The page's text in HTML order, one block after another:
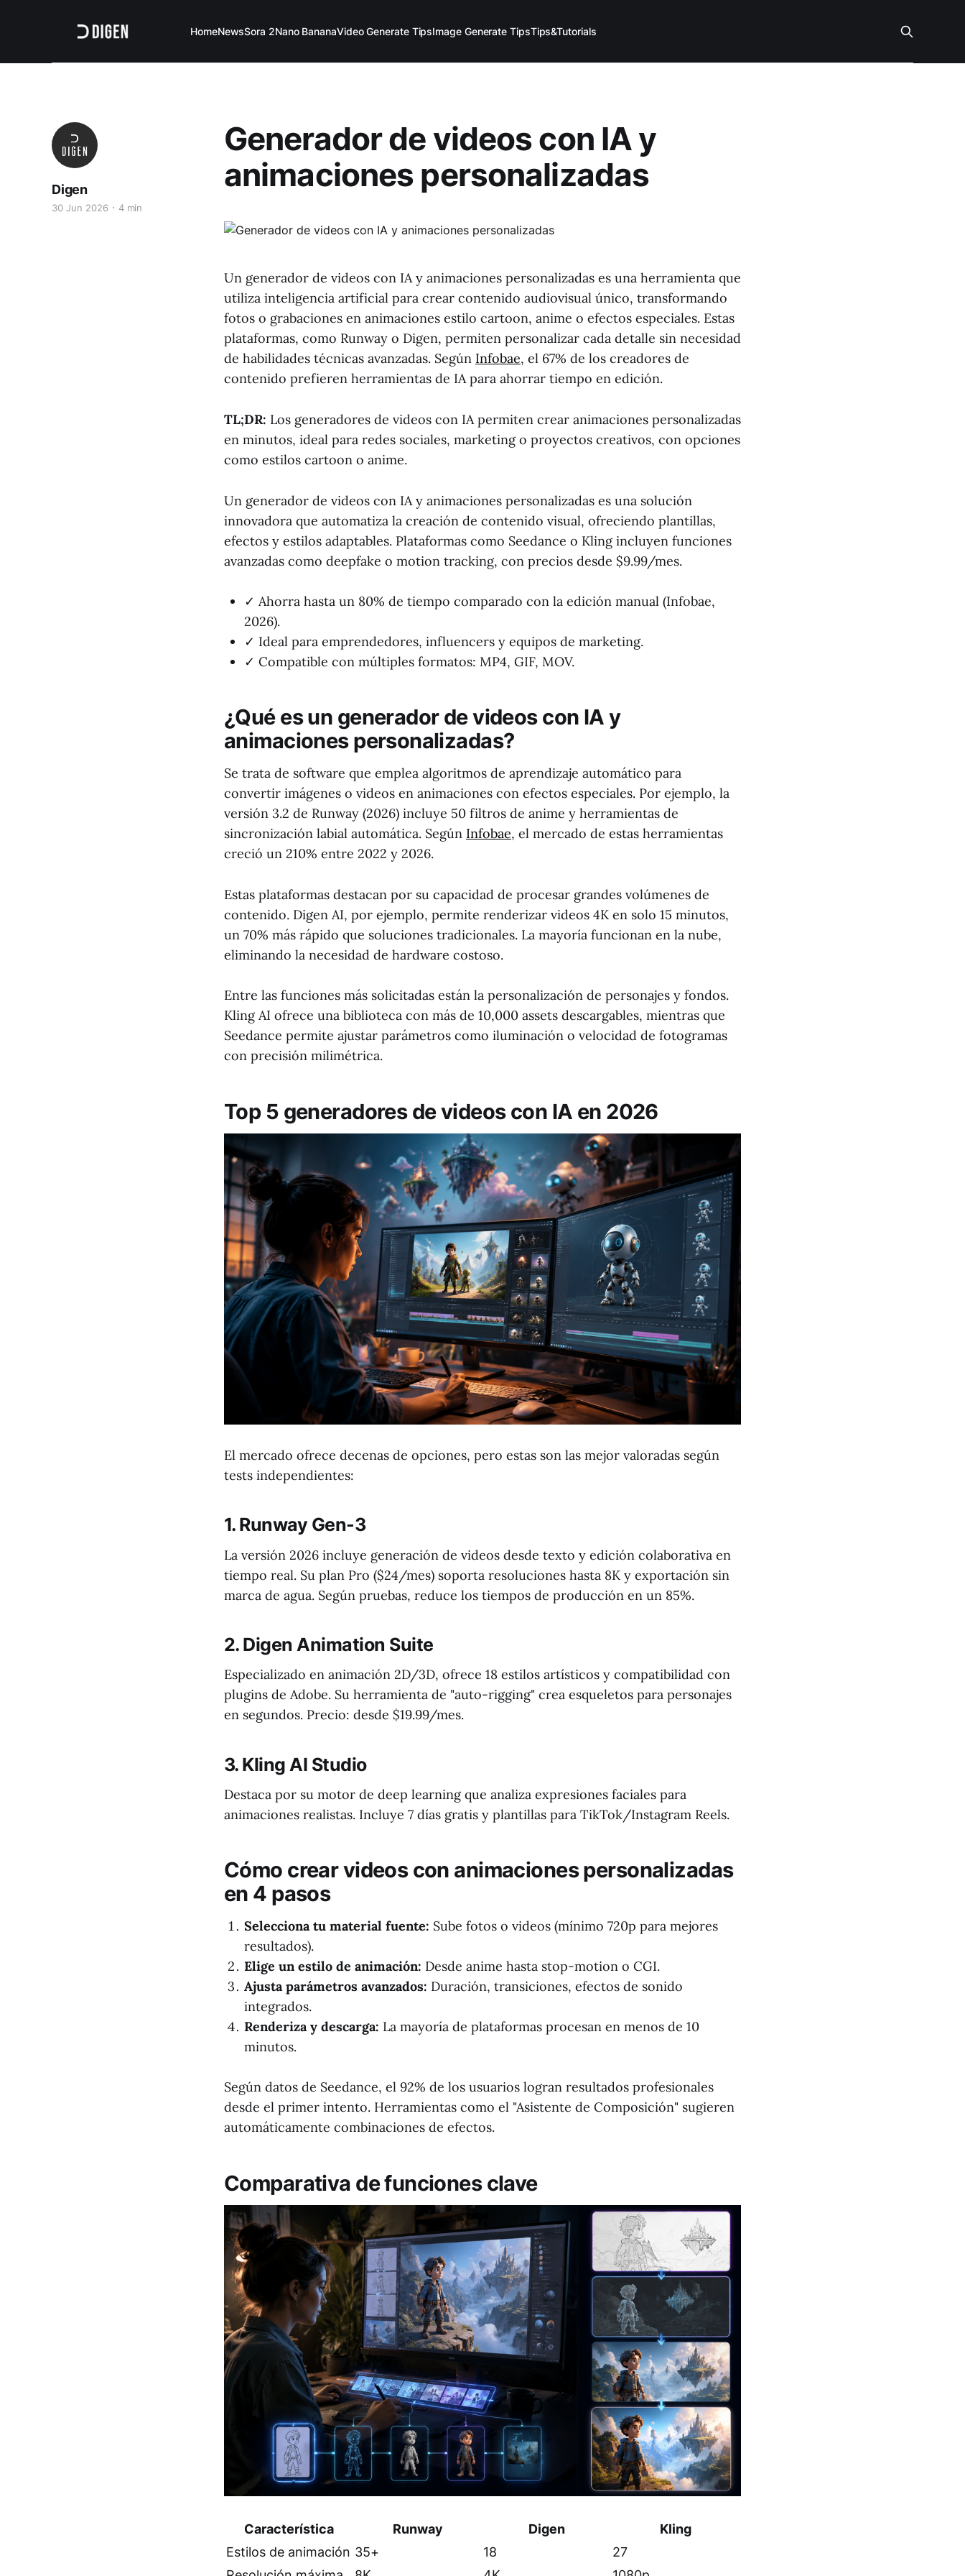
HomeNewsSora 2Nano BananaVideo Generate TipsImage Generate TipsTips&Tutorials
Generador de videos con IA y
animaciones personalizadas
Digen
30 Jun 2026 4 min
Un generador de videos con IA y animaciones personalizadas es una herramienta que
utiliza inteligencia artificial para crear contenido audiovisual único, transformando
fotos o grabaciones en animaciones estilo cartoon, anime o efectos especiales. Estas
plataformas, como Runway o Digen, permiten personalizar cada detalle sin necesidad
de habilidades técnicas avanzadas. Según Infobae, el 67% de los creadores de
contenido prefieren herramientas de IA para ahorrar tiempo en edición.
TL;DR: Los generadores de videos con IA permiten crear animaciones personalizadas
en minutos, ideal para redes sociales, marketing o proyectos creativos, con opciones
como estilos cartoon o anime.
Un generador de videos con IA y animaciones personalizadas es una solución
innovadora que automatiza la creación de contenido visual, ofreciendo plantillas,
efectos y estilos adaptables. Plataformas como Seedance o Kling incluyen funciones
avanzadas como deepfake o motion tracking, con precios desde $9.99/mes.
✓ Ahorra hasta un 80% de tiempo comparado con la edición manual (Infobae,
2026).
✓ Ideal para emprendedores, influencers y equipos de marketing.
✓ Compatible con múltiples formatos: MP4, GIF, MOV.
¿Qué es un generador de videos con IA y
animaciones personalizadas?
Se trata de software que emplea algoritmos de aprendizaje automático para
convertir imágenes o videos en animaciones con efectos especiales. Por ejemplo, la
versión 3.2 de Runway (2026) incluye 50 filtros de anime y herramientas de
sincronización labial automática. Según Infobae, el mercado de estas herramientas
creció un 210% entre 2022 y 2026.
Estas plataformas destacan por su capacidad de procesar grandes volúmenes de
contenido. Digen AI, por ejemplo, permite renderizar videos 4K en solo 15 minutos,
un 70% más rápido que soluciones tradicionales. La mayoría funcionan en la nube,
eliminando la necesidad de hardware costoso.
Entre las funciones más solicitadas están la personalización de personajes y fondos.
Kling AI ofrece una biblioteca con más de 10,000 assets descargables, mientras que
Seedance permite ajustar parámetros como iluminación o velocidad de fotogramas
con precisión milimétrica.
Top 5 generadores de videos con IA en 2026
El mercado ofrece decenas de opciones, pero estas son las mejor valoradas según
tests independientes:
1. Runway Gen-3
La versión 2026 incluye generación de videos desde texto y edición colaborativa en
tiempo real. Su plan Pro ($24/mes) soporta resoluciones hasta 8K y exportación sin
marca de agua. Según pruebas, reduce los tiempos de producción en un 85%.
2. Digen Animation Suite
Especializado en animación 2D/3D, ofrece 18 estilos artísticos y compatibilidad con
plugins de Adobe. Su herramienta de "auto-rigging" crea esqueletos para personajes
en segundos. Precio: desde $19.99/mes.
3. Kling AI Studio
Destaca por su motor de deep learning que analiza expresiones faciales para
animaciones realistas. Incluye 7 días gratis y plantillas para TikTok/Instagram Reels.
Cómo crear videos con animaciones personalizadas
en 4 pasos
Selecciona tu material fuente: Sube fotos o videos (mínimo 720p para mejores
resultados).
Elige un estilo de animación: Desde anime hasta stop-motion o CGI.
Ajusta parámetros avanzados: Duración, transiciones, efectos de sonido
integrados.
Renderiza y descarga: La mayoría de plataformas procesan en menos de 10
minutos.
Según datos de Seedance, el 92% de los usuarios logran resultados profesionales
desde el primer intento. Herramientas como el "Asistente de Composición" sugieren
automáticamente combinaciones de efectos.
Comparativa de funciones clave
Característica Runway Digen
Kling
Estilos de animación 35+ 18
27